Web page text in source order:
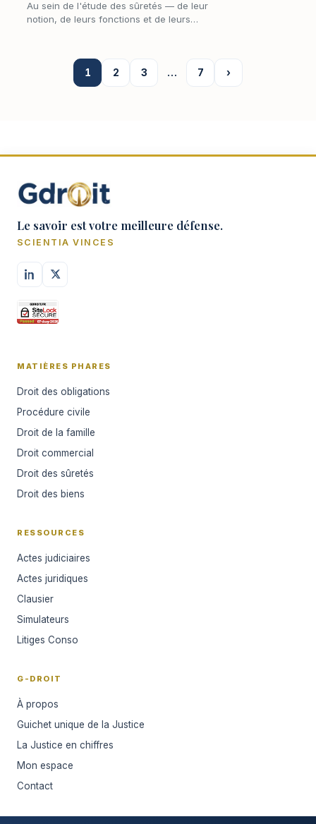
Au sein de l'étude des sûretés — de leur
notion, de leurs fonctions et de leurs
une catégo…
1 2 3 … 7 ›
Le savoir est votre meilleure défense.
SCIENTIA VINCES
MATIÈRES PHARES
Droit des obligations
Procédure civile
Droit de la famille
Droit commercial
Droit des sûretés
Droit des biens
RESSOURCES
Actes judiciaires
Actes juridiques
Clausier
Simulateurs
Litiges Conso
G-DROIT
À propos
Guichet unique de la Justice
La Justice en chiffres
Mon espace
Contact